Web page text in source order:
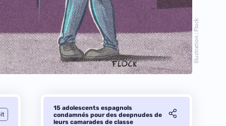
Illustration : Flock
15 adolescents espagnols
condamnés pour des deepnudes de
leurs camarades de classe